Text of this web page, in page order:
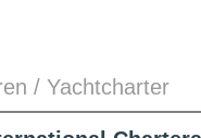
/ Yachtcharter